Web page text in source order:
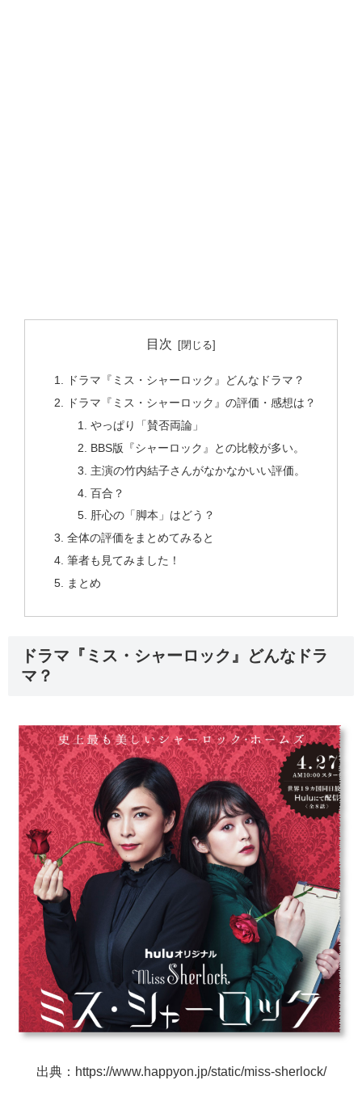
目次
ドラマ『ミス・シャーロック』どんなドラマ？
ドラマ『ミス・シャーロック』の評価・感想は？
やっぱり「賛否両論」
BBS版『シャーロック』との比較が多い。
主演の竹内結子さんがなかなかいい評価。
百合？
肝心の「脚本」はどう？
全体の評価をまとめてみると
筆者も見てみました！
まとめ
ドラマ『ミス・シャーロック』どんなドラ
マ？
出典：https://www.happyon.jp/static/miss-sherlock/